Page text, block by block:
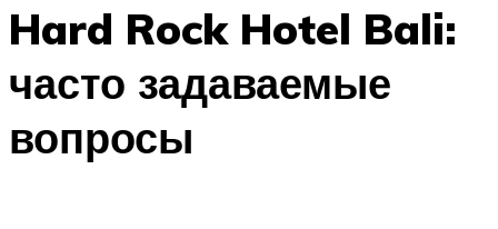
Hard Rock Hotel Bali:
часто задаваемые
вопросы